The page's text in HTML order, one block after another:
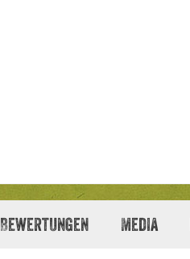
Bewertungen Media